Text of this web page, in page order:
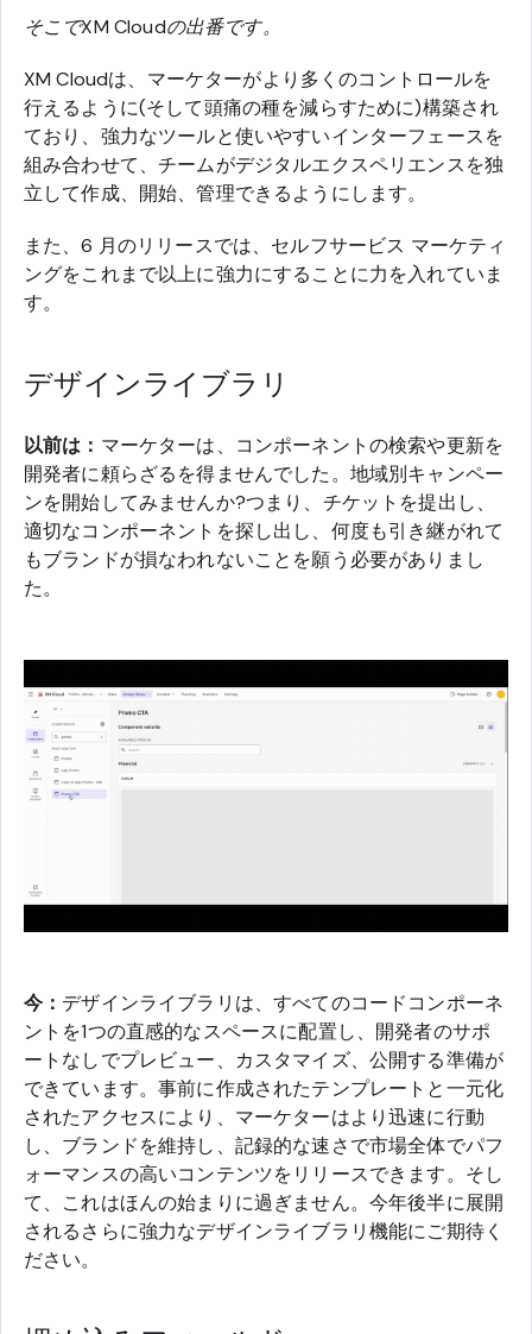
そこでXM Cloudの出番です。
XM Cloudは、マーケターがより多くのコントロールを
行えるように(そして頭痛の種を減らすために)構築され
ており、強力なツールと使いやすいインターフェースを
組み合わせて、チームがデジタルエクスペリエンスを独
立して作成、開始、管理できるようにします。
また、6 月のリリースでは、セルフサービス マーケティ
ングをこれまで以上に強力にすることに力を入れていま
す。
デザインライブラリ
以前は： マーケターは、コンポーネントの検索や更新を
開発者に頼らざるを得ませんでした。地域別キャンペー
ンを開始してみませんか?つまり、チケットを提出し、
適切なコンポーネントを探し出し、何度も引き継がれて
もブランドが損なわれないことを願う必要がありまし
た。
今： デザインライブラリは、すべてのコードコンポーネ
ントを1つの直感的なスペースに配置し、開発者のサポ
ートなしでプレビュー、カスタマイズ、公開する準備が
できています。事前に作成されたテンプレートと一元化
されたアクセスにより、マーケターはより迅速に行動
し、ブランドを維持し、記録的な速さで市場全体でパフ
ォーマンスの高いコンテンツをリリースできます。そし
て、これはほんの始まりに過ぎません。今年後半に展開
されるさらに強力なデザインライブラリ機能にご期待く
ださい。